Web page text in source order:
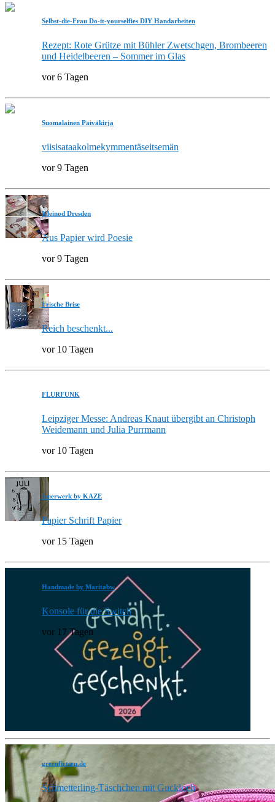
Selbst-die-Frau Do-it-yourselfies DIY Handarbeiten
Rezept: Rote Grütze mit Bühler Zwetschgen, Brombeeren
und Heidelbeeren – Sommer im Glas
vor 6 Tagen
Suomalainen Päiväkirja
viisisataakolmekymmentäseitsemän
vor 9 Tagen
Kleinod Dresden
Aus Papier wird Poesie
vor 9 Tagen
Frische Brise
Reich beschenkt...
vor 10 Tagen
FLURFUNK
Leipziger Messe: Andreas Knaut übergibt an Christoph
Weidemann und Julia Purrmann
vor 10 Tagen
feuerwerk by KAZE
Papier Schrift Papier
vor 15 Tagen
Handmade by Maritabw
Konsole für die Switch
vor 17 Tagen
greenfietsen.de
Schmetterling-Täschchen mit Guckloch